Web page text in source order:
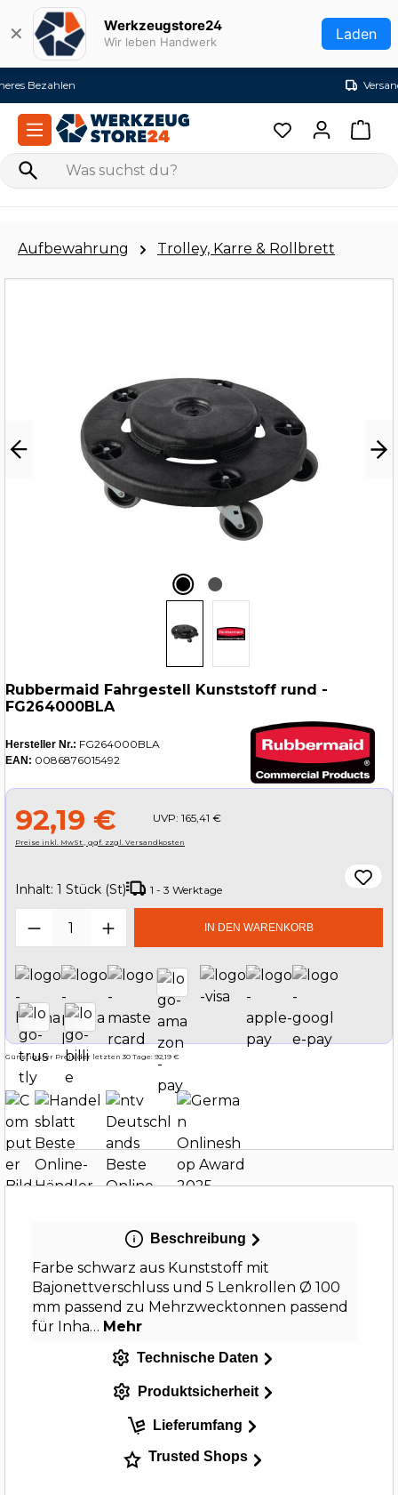
Zum Hauptinhalt springen
✕ Werkzeugstore24
Wir leben Handwerk Laden
Aufbewahrung Trolley, Karre & Rollbrett
Rubbermaid Fahrgestell Kunststoff rund -
FG264000BLA
Hersteller Nr.: FG264000BLA
EAN: 0086876015492
92,19 € UVP: 165,41 €
Preise inkl. MwSt., ggf. zzgl. Versandkosten
Inhalt: 1 Stück (St) 1 - 3 Werktage
Produkt Anzahl: Gib denIN DEN WARENKORB
Günstigster Preis der letzten 30 Tage: 92,19 €
Beschreibung
Farbe schwarz aus Kunststoff mit
Bajonettverschluss und 5 Lenkrollen Ø 100
mm passend zu Mehrzwecktonnen passend
für Inha… Mehr
Technische Daten
Produktsicherheit
Lieferumfang
Trusted Shops